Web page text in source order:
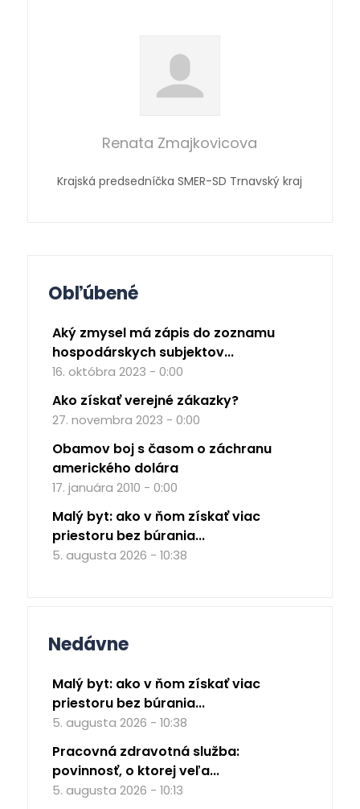
Renata Zmajkovicova
Krajská predsedníčka SMER-SD Trnavský kraj
Obľúbené
Aký zmysel má zápis do zoznamu
hospodárskych subjektov...
16. októbra 2023 - 0:00
Ako získať verejné zákazky?
27. novembra 2023 - 0:00
Obamov boj s časom o záchranu
amerického dolára
17. januára 2010 - 0:00
Malý byt: ako v ňom získať viac
priestoru bez búrania...
5. augusta 2026 - 10:38
Nedávne
Malý byt: ako v ňom získať viac
priestoru bez búrania...
5. augusta 2026 - 10:38
Pracovná zdravotná služba:
povinnosť, o ktorej veľa...
5. augusta 2026 - 10:13